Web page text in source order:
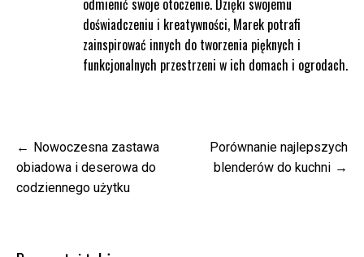
doświadczeniu i kreatywności, Marek potrafi
zainspirować innych do tworzenia pięknych i
funkcjonalnych przestrzeni w ich domach i ogrodach.
Nawigacja
wpisu
Nowoczesna zastawa
obiadowa i deserowa do
codziennego użytku
Porównanie najlepszych
blenderów do kuchni